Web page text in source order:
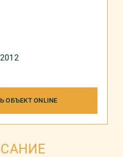
2012
ОБЪЕКТ ONLINE